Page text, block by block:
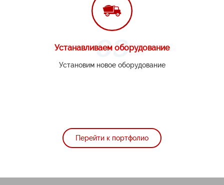
Устанавливаем оборудование
Установим новое оборудование
Перейти к портфолио